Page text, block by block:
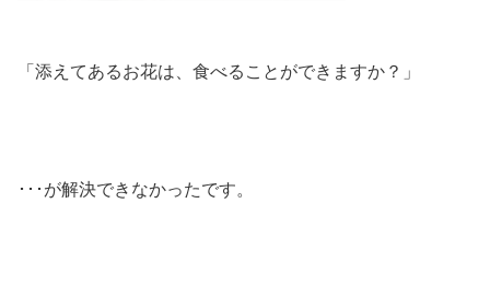
「添えてあるお花は、食べることができますか？」
･･･が解決できなかったです。